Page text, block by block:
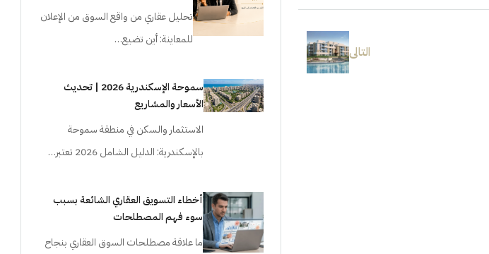
التالى
تحليل عقاري من واقع السوق من الإعلان
للمعاينة: أين تضيع…
سموحة الإسكندرية 2026 | تحديث
الأسعار والمشاريع
الاستثمار والسكن في منطقة سموحة
بالإسكندرية: الدليل الشامل 2026 تعتبر…
أخطاء التسويق العقاري الشائعة بسبب
سوء فهم المصطلحات
ما علاقة مصطلحات السوق العقاري بنجاح